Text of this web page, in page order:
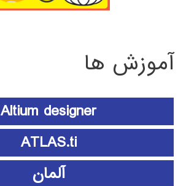
آموزش ها
Altium designer
ATLAS.ti
آلمان